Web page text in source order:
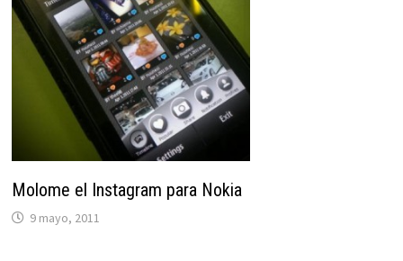
Molome el Instagram para Nokia
9 mayo, 2011